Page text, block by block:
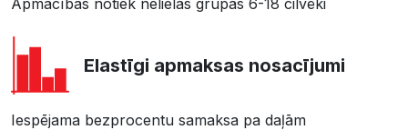
Apmācības notiek nelielās grupās 6-18 cilvēki
Elastīgi apmaksas nosacījumi
Iespējama bezprocentu samaksa pa daļām